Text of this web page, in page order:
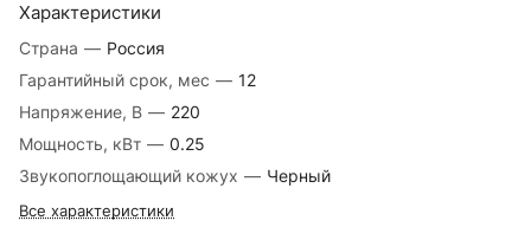
Характеристики
Страна — Россия
Гарантийный срок, мес — 12
Напряжение, В — 220
Мощность, кВт — 0.25
Звукопоглощающий кожух — Черный
Все характеристики